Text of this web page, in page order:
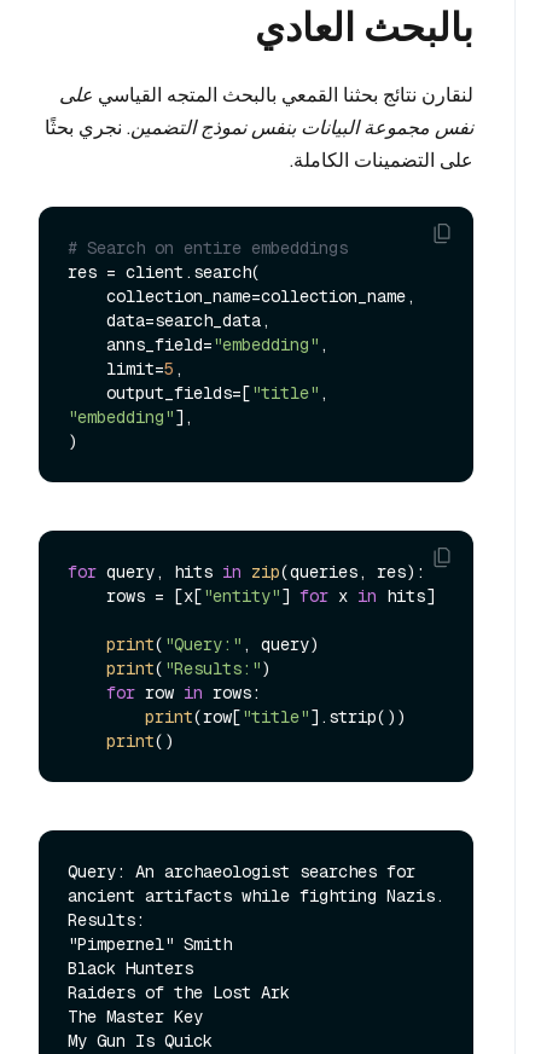
بالبحث العادي
لنقارن نتائج بحثنا القمعي بالبحث المتجه القياسي على
نفس مجموعة البيانات بنفس نموذج التضمين. نجري بحثًا
على التضمينات الكاملة.
# Search on entire embeddings
res = client.search(
    anns_field=
"embedding" ,
    limit=
5 ,
    output_fields=[
"title"
"embedding"],
for query, hits in zip(queries, res):
    rows = [x[
"entity"] for x in hits]
print( "Query:" , query)
print( "Results:")
for row in rows:
print(row["title"].strip())
print
Query: An archaeologist searches for
ancient artifacts while fighting Nazis.
Results:
"Pimpernel" Smith
Black Hunters
Raiders of the Lost Ark
The Master Key
My Gun Is Quick